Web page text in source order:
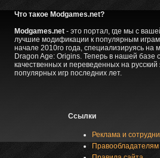
Что такое Modgames.net?
Modgames.net- это портал, где мы с
лучшие модификации к популярным
начале 2010го года, специализируясь на
Dragon Age: Origins. Теперь в нашей базе
качественных и переведенных на
популярных игр последних лет.
Ссылки
Реклама и
Правообладателям